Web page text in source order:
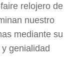
relojero de
nuestro
mediante su
genialidad